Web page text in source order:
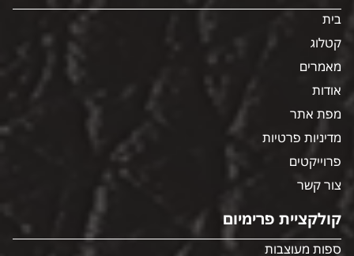
בית
קטלוג
מאמרים
אודות
מפת אתר
מדיניות פרטיות
פרוייקטים
צור קשר
קולקציית פרימיום
ספות מעוצבות